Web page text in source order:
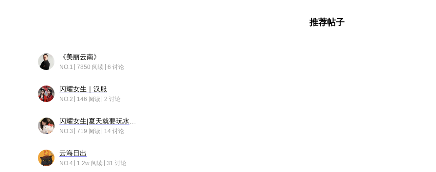
推荐帖子
《美丽云南》
NO.1 7850 阅读 6 讨论
闪耀女生｜汉服
NO.2 146 阅读 2 讨论
NO.3 719 阅读 14 讨论
云海日出
NO.4 1.2w 阅读 31 讨论